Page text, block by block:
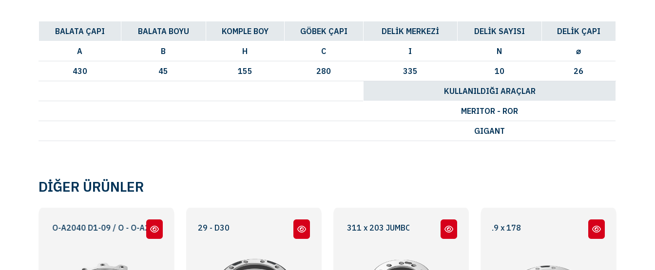
BALATA ÇAPI BALATA BOYU KOMPLE BOY GÖBEK ÇAPI DELİK MERKEZİ DELİK SAYISI DELİK ÇAPI
A B H C I N ⌀
430 45 155 280 335 10 26
KULLANILDIĞI ARAÇLAR
MERITOR - ROR
GIGANT
DİĞER ÜRÜNLER
- O-A2040 D1-09 / O - O-A2095 D1-09 / O - O-A2130 D1-09 / PAN22 / DB22 / SB7000311 x 203 JUMBO